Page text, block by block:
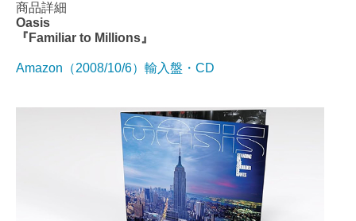
商品詳細
Oasis
『Familiar to Millions』
Amazon（2008/10/6）輸入盤・CD